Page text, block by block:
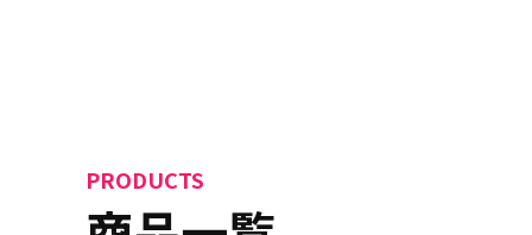
PRODUCTS